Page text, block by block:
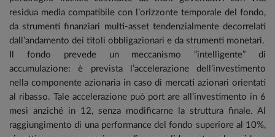
residua media compatibile con l’orizzonte temporale del fondo,
da strumenti finanziari multi-asset tendenzialmente decorrelati
dall’andamento dei titoli obbligazionari e da strumenti monetari.
Il fondo prevede un meccanismo “intelligente” di
accumulazione: è prevista l’accelerazione dell’investimento
nella componente azionaria in caso di mercati azionari orientati
al ribasso. Tale accelerazione può port are all’investimento in 6
mesi anziché in 12, senza modificarne la struttura finale. Al
raggiungimento di una performance del fondo superiore al 10%,